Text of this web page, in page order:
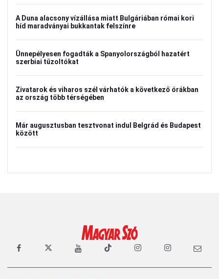
A Duna alacsony vízállása miatt Bulgáriában római kori
híd maradványai bukkantak felszínre
Ünnepélyesen fogadták a Spanyolországból hazatért
szerbiai tűzoltókat
Zivatarok és viharos szél várhatók a következő órákban
az ország több térségében
Már augusztusban tesztvonat indul Belgrád és Budapest
között